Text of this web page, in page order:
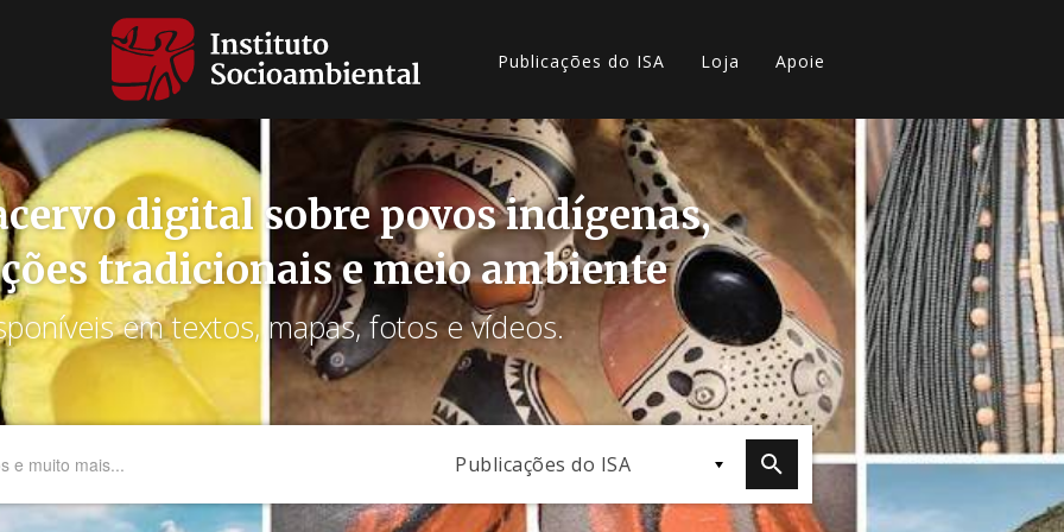
Publicações do ISA Loja Apoie
digital sobre povos indígenas,
tradicionais e meio ambiente
em textos, mapas, fotos e vídeos.
Publicações do ISA